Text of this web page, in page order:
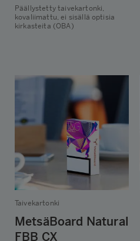
Päällystetty taivekartonki,
kovaliimattu, ei sisällä optisia
kirkasteita (OBA)
Taivekartonki
MetsäBoard Natural
FBB CX